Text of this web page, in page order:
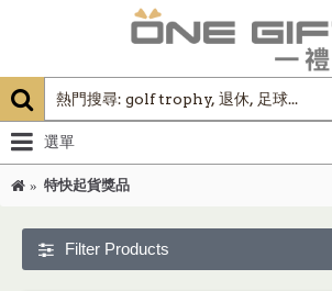
選單
特快起貨獎品
Filter Products